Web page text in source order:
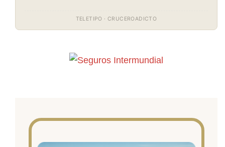
TELETIPO · CRUCEROADICTO